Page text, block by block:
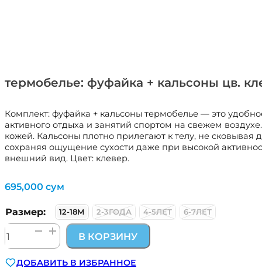
термобелье: фуфайка + кальсоны цв.
Комплект: фуфайка + кальсоны термобелье — это
активного отдыха и занятий спортом на свежем
кожей. Кальсоны плотно прилегают к телу, не
сохраняя ощущение сухости даже при высокой
внешний вид. Цвет: клевер.
695,000 сум
Размер: 12-18М 2-3ГОДА 4-5ЛЕТ 6-7ЛЕТ
Количество
товара
фуфайка
В КОРЗИНУ
ДОБАВИТЬ В ИЗБРАННОЕ